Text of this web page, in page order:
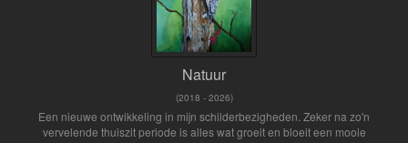
Natuur
(2018 - 2026)
Een nieuwe ontwikkeling in mijn schilderbezigheden. Zeker na zo'n
vervelende thuiszit periode is alles wat groeit en bloeit een mooie